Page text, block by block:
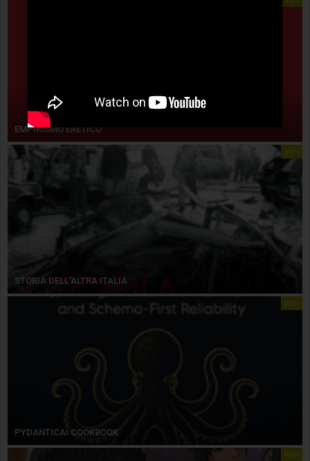
EMPIRISMO ERETICO
libri
STORIA DELL’ALTRA ITALIA
libri
PYDANTICAI COOKBOOK
libri